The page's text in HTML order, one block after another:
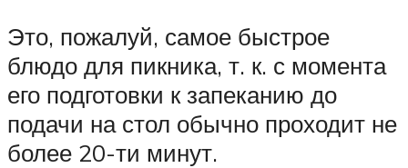
Это, пожалуй, самое быстрое
блюдо для пикника, т. к. с момента
его подготовки к запеканию до
подачи на стол обычно проходит не
более 20-ти минут.